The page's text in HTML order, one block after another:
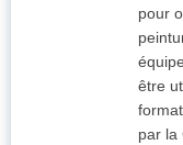
pour
être
par la